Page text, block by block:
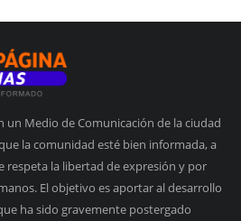
un Medio de Comunicación de la ciudad
la comunidad esté bien informada, a
respeta la libertad de expresión y por
El objetivo es aportar al desarrollo
ha sido gravemente postergado